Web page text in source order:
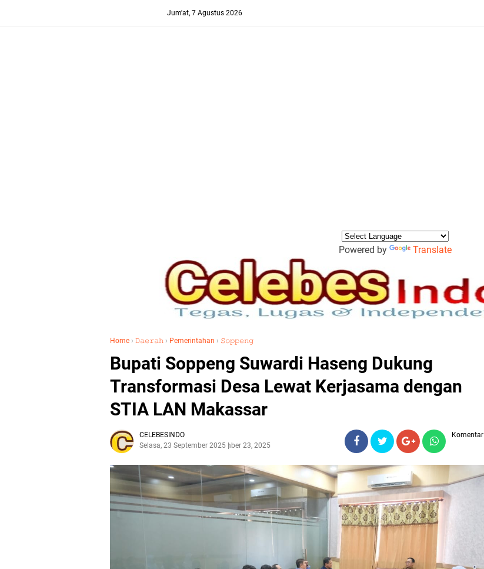
Jum'at, 7 Agustus 2026
Powered by Translate
Home › 𝙳𝚊𝚎𝚛𝚊𝚑 › Pemerintahan › 𝚂𝚘𝚙𝚙𝚎𝚗𝚐
Bupati Soppeng Suwardi Haseng Dukung
Transformasi Desa Lewat Kerjasama dengan
STIA LAN Makassar
CELEBESINDO
Selasa, 23 September 2025September 23, 2025
Komentar